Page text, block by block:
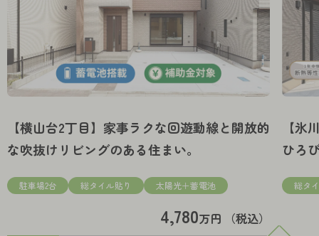
【横山台2丁目】家事ラクな回遊動線と開放的
な吹抜けリビングのある住まい。
駐車場2台 総タイル貼り 太陽光＋蓄電池
4,780万円 （税込）
【
ひろ
総タ